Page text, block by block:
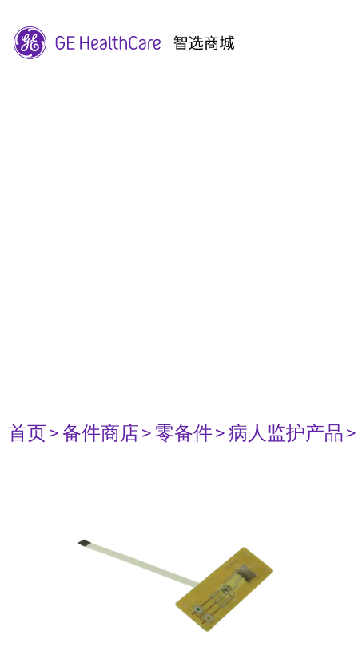
首页> 备件商店> 零备件> 病人监护产品